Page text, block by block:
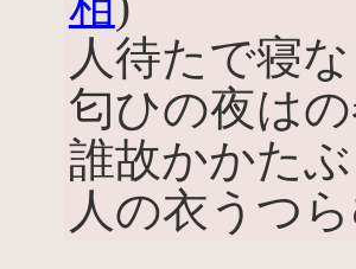
人待たで寝
匂ひの夜は
誰故かかた
人の衣うつ